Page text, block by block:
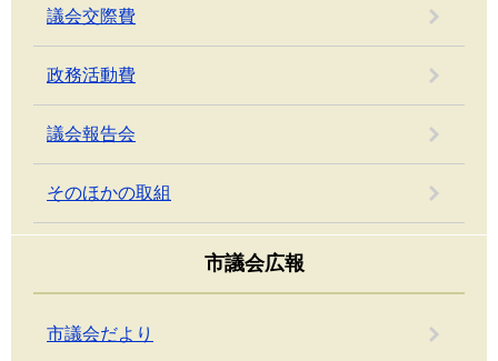
議会交際費
政務活動費
議会報告会
そのほかの取組
市議会広報
市議会だより